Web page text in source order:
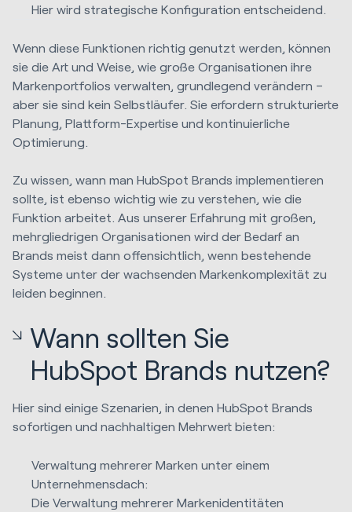
Hier wird strategische Konfiguration entscheidend.
Wenn diese Funktionen richtig genutzt werden, können
sie die Art und Weise, wie große Organisationen ihre
Markenportfolios verwalten, grundlegend verändern –
aber sie sind kein Selbstläufer. Sie erfordern strukturierte
Planung, Plattform-Expertise und kontinuierliche
Optimierung.
Zu wissen, wann man HubSpot Brands implementieren
sollte, ist ebenso wichtig wie zu verstehen, wie die
Funktion arbeitet. Aus unserer Erfahrung mit großen,
mehrgliedrigen Organisationen wird der Bedarf an
Brands meist dann offensichtlich, wenn bestehende
Systeme unter der wachsenden Markenkomplexität zu
leiden beginnen.
Wann sollten Sie
HubSpot Brands nutzen?
Hier sind einige Szenarien, in denen HubSpot Brands
sofortigen und nachhaltigen Mehrwert bieten:
Verwaltung mehrerer Marken unter einem
Unternehmensdach:
Die Verwaltung mehrerer Markenidentitäten